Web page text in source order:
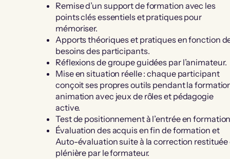
Remise d’un support de formation avec les
points clés essentiels et pratiques pour
mémoriser.
Apports théoriques et pratiques en fonction
besoins des participants.
Réflexions de groupe guidées par l’animateur.
Mise en situation réelle : chaque participant
conçoit ses propres outils pendant la
animation avec jeux de rôles et pédagogie
active.
Test de positionnement à l’entrée en
Évaluation des acquis en fin de formation et
Auto-évaluation suite à la correction restituée
plénière par le formateur.